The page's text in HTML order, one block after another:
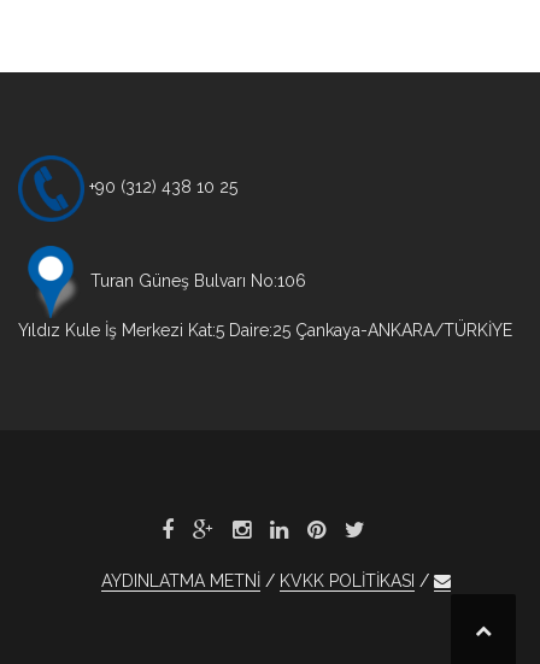
+90 (312) 438 10 25
Turan Güneş Bulvarı No:106
Yıldız Kule İş Merkezi Kat:5 Daire:25 Çankaya-ANKARA/TÜRKİYE
AYDINLATMA METNİ KVKK POLİTİKASI